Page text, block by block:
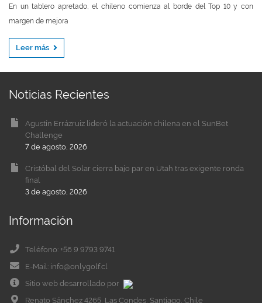
En un tablero apretado, el chileno comienza al borde del Top 10 y con
margen de mejora
Leer más
Noticias Recientes
Agustín Errázruiz lideró la actuación chilena en el SunBet
Challenge
7 de agosto, 2026
Cristóbal del Solar cierra bajo par en Utah tras exigente ronda
final
3 de agosto, 2026
Información
Teléfono: +56 9 9793 9741
E-Mail: info@onlygolf.cl
Sitio web desarrollado por
Renato Sánchez 4265, Las Condes, Santiago, Chile